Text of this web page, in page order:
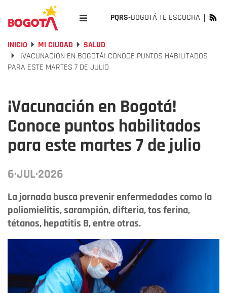
PQRS-BOGOTÁ TE ESCUCHA
INICIO MI CIUDAD
SALUD
¡VACUNACIÓN EN BOGOTÁ! CONOCE PUNTOS HABILITADOS
PARA ESTE MARTES 7 DE JULIO
¡Vacunación en Bogotá!
Conoce puntos habilitados
para este martes 7 de julio
6·JUL·2026
La jornada busca prevenir enfermedades como la
poliomielitis, sarampión, difteria, tos ferina,
tétanos, hepatitis B, entre otras.